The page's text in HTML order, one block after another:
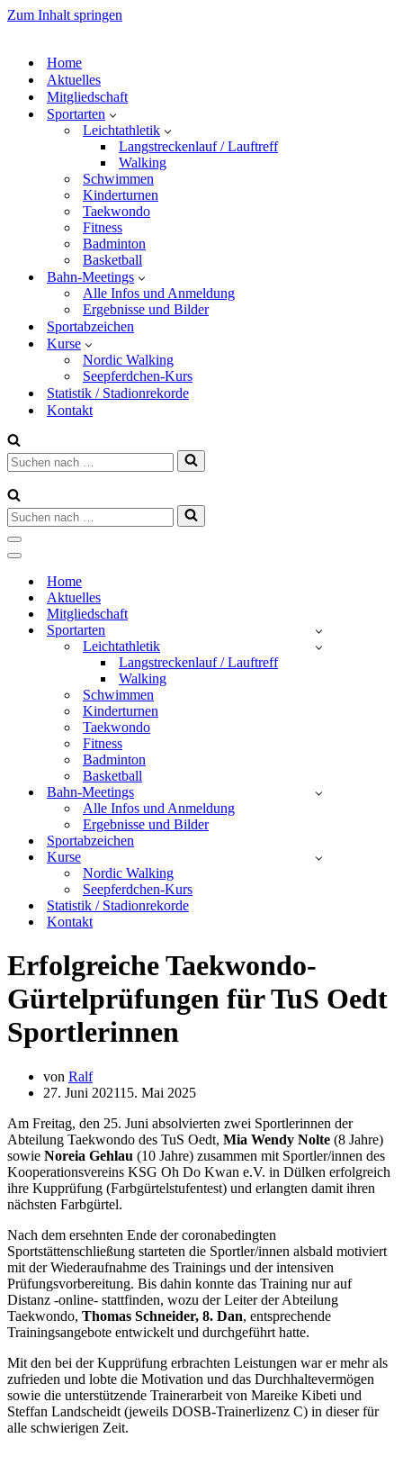
Zum Inhalt springen
Home
Aktuelles
Mitgliedschaft
Sportarten
Leichtathletik
Langstreckenlauf / Lauftreff
Walking
Schwimmen
Kinderturnen
Taekwondo
Fitness
Badminton
Basketball
Bahn-Meetings
Alle Infos und Anmeldung
Ergebnisse und Bilder
Sportabzeichen
Kurse
Nordic Walking
Seepferdchen-Kurs
Statistik / Stadionrekorde
Kontakt
Suchen
nach …
Suchen
nach …
Navigationsmenü
Navigationsmenü
Home
Aktuelles
Mitgliedschaft
Sportarten
Leichtathletik
Langstreckenlauf / Lauftreff
Walking
Schwimmen
Kinderturnen
Taekwondo
Fitness
Badminton
Basketball
Bahn-Meetings
Alle Infos und Anmeldung
Ergebnisse und Bilder
Sportabzeichen
Kurse
Nordic Walking
Seepferdchen-Kurs
Statistik / Stadionrekorde
Kontakt
Erfolgreiche Taekwondo-
Gürtelprüfungen für TuS Oedt
Sportlerinnen
von Ralf
27. Juni 202115. Mai 2025
Am Freitag, den 25. Juni absolvierten zwei Sportlerinnen der
Abteilung Taekwondo des TuS Oedt, Mia Wendy Nolte (8 Jahre)
sowie Noreia Gehlau (10 Jahre) zusammen mit Sportler/innen des
Kooperationsvereins KSG Oh Do Kwan e.V. in Dülken erfolgreich
ihre Kupprüfung (Farbgürtelstufentest) und erlangten damit ihren
nächsten Farbgürtel.
Nach dem ersehnten Ende der coronabedingten
Sportstättenschließung starteten die Sportler/innen alsbald motiviert
mit der Wiederaufnahme des Trainings und der intensiven
Prüfungsvorbereitung. Bis dahin konnte das Training nur auf
Distanz -online- stattfinden, wozu der Leiter der Abteilung
Taekwondo, Thomas Schneider, 8. Dan, entsprechende
Trainingsangebote entwickelt und durchgeführt hatte.
Mit den bei der Kupprüfung erbrachten Leistungen war er mehr als
zufrieden und lobte die Motivation und das Durchhaltevermögen
sowie die unterstützende Trainerarbeit von Mareike Kibeti und
Steffan Landscheidt (jeweils DOSB-Trainerlizenz C) in dieser für
alle schwierigen Zeit.